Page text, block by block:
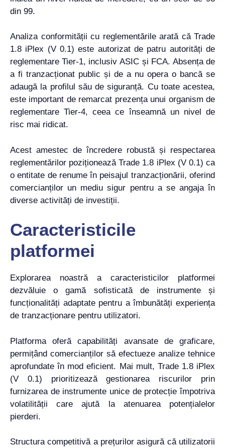
din 99.
Analiza conformității cu reglementările arată că Trade
1.8 iPlex (V 0.1) este autorizat de patru autorități de
reglementare Tier-1, inclusiv ASIC și FCA. Absența de
a fi tranzacționat public și de a nu opera o bancă se
adaugă la profilul său de siguranță. Cu toate acestea,
este important de remarcat prezența unui organism de
reglementare Tier-4, ceea ce înseamnă un nivel de
risc mai ridicat.
Acest amestec de încredere robustă și respectarea
reglementărilor poziționează Trade 1.8 iPlex (V 0.1) ca
o entitate de renume în peisajul tranzacționării, oferind
comercianților un mediu sigur pentru a se angaja în
diverse activități de investiții.
Caracteristicile
platformei
Explorarea noastră a caracteristicilor platformei
dezvăluie o gamă sofisticată de instrumente și
funcționalități adaptate pentru a îmbunătăți experiența
de tranzacționare pentru utilizatori.
Platforma oferă capabilități avansate de graficare,
permițând comercianților să efectueze analize tehnice
aprofundate în mod eficient. Mai mult, Trade 1.8 iPlex
(V 0.1) prioritizează gestionarea riscurilor prin
furnizarea de instrumente unice de protecție împotriva
volatilității care ajută la atenuarea potențialelor
pierderi.
Structura competitivă a prețurilor asigură că utilizatorii